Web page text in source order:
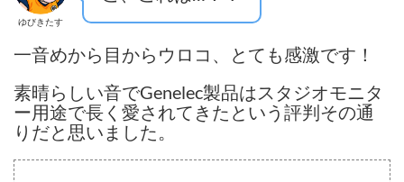
ゆびきたす
一音めから目からウロコ、とても感激です！
素晴らしい音でGenelec製品はスタジオモニタ
ー用途で長く愛されてきたという評判その通
りだと思いました。